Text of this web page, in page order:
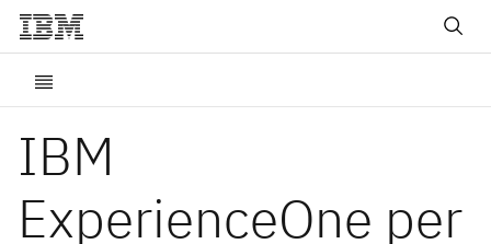
IBM
ExperienceOne per